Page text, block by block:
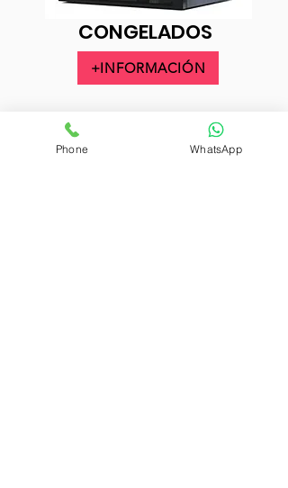
CONGELADOS
+INFORMACIÓN
Phone WhatsApp